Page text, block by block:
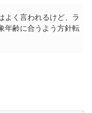
よく言われるけど、ラ
年齢に合うよう方針転